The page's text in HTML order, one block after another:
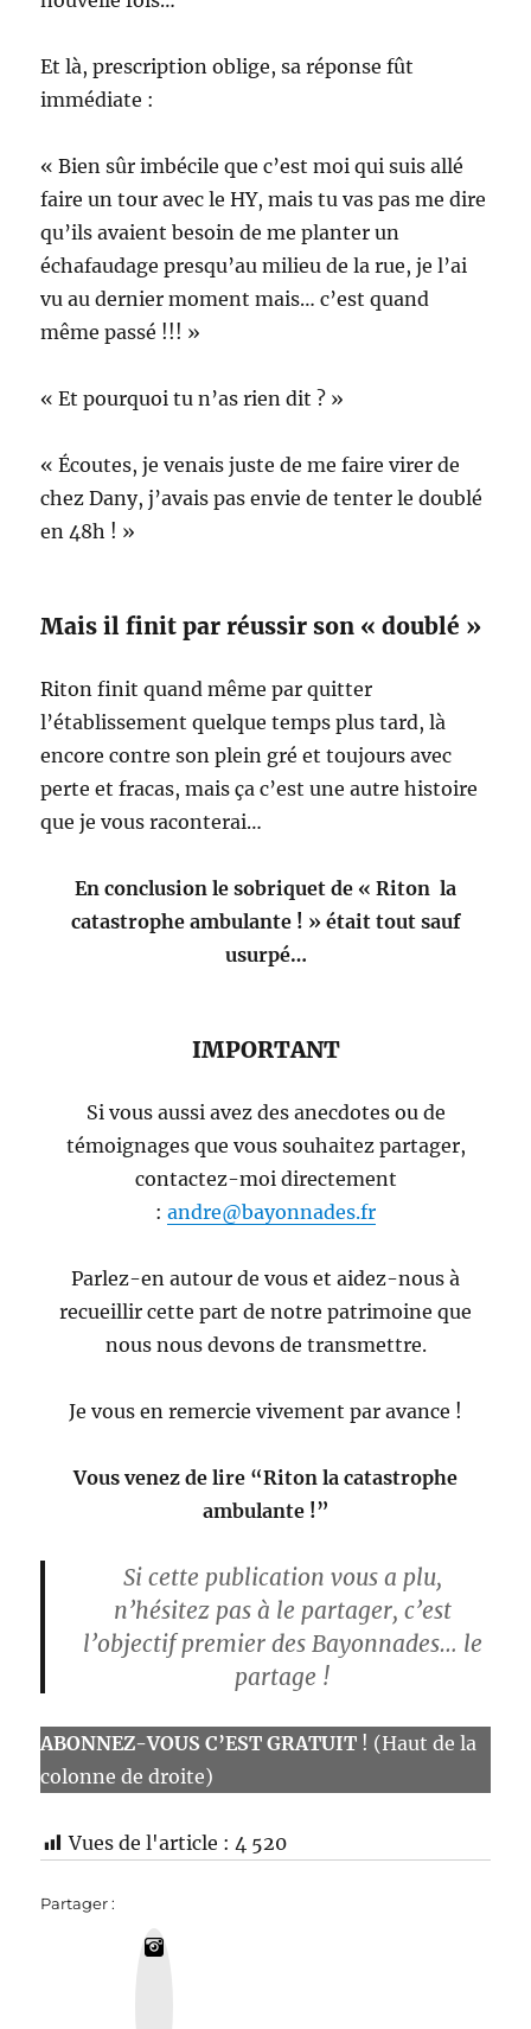
Et là, prescription oblige, sa réponse fût
immédiate :
« Bien sûr imbécile que c’est moi qui suis allé
faire un tour avec le HY, mais tu vas pas me dire
qu’ils avaient besoin de me planter un
échafaudage presqu’au milieu de la rue, je l’ai
vu au dernier moment mais… c’est quand
même passé !!! »
« Et pourquoi tu n’as rien dit ? »
« Écoutes, je venais juste de me faire virer de
chez Dany, j’avais pas envie de tenter le doublé
en 48h ! »
Mais il finit par réussir son « doublé »
Riton finit quand même par quitter
l’établissement quelque temps plus tard, là
encore contre son plein gré et toujours avec
perte et fracas, mais ça c’est une autre histoire
que je vous raconterai…
En conclusion le sobriquet de « Riton la
catastrophe ambulante ! » était tout sauf
usurpé…
IMPORTANT
Si vous aussi avez des anecdotes ou de
témoignages que vous souhaitez partager,
contactez-moi directement
: andre@bayonnades.fr
Parlez-en autour de vous et aidez-nous à
recueillir cette part de notre patrimoine que
nous nous devons de transmettre.
Je vous en remercie vivement par avance !
Vous venez de lire “Riton la catastrophe
ambulante !”
Si cette publication vous a plu,
n’hésitez pas à le partager, c’est
l’objectif premier des Bayonnades… le
partage !
ABONNEZ-VOUS C’EST GRATUIT ! (Haut de la
colonne de droite)
Vues de l'article : 4 520
Partager :